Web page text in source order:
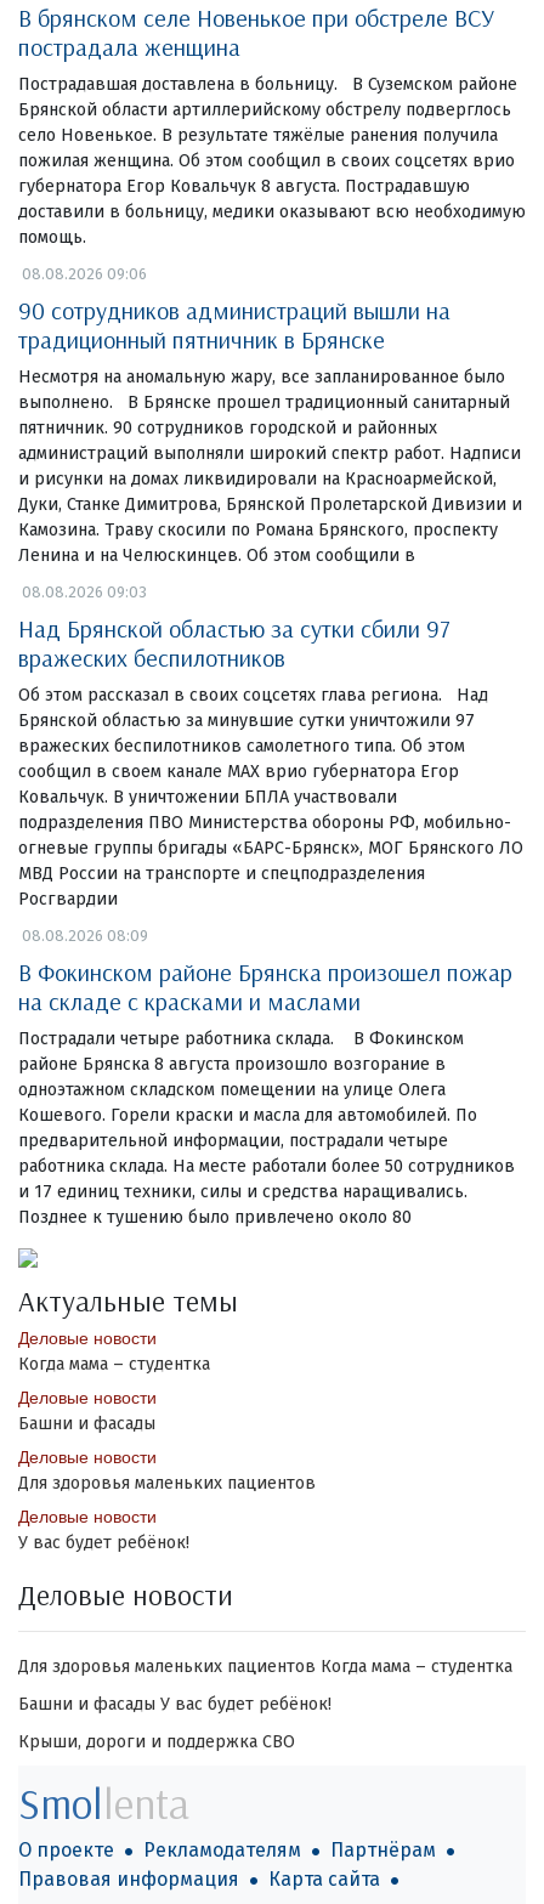
В брянском селе Новенькое при обстреле ВСУ
пострадала женщина
Пострадавшая доставлена в больницу. В Суземском районе
Брянской области артиллерийскому обстрелу подверглось
село Новенькое. В результате тяжёлые ранения получила
пожилая женщина. Об этом сообщил в своих соцсетях врио
губернатора Егор Ковальчук 8 августа. Пострадавшую
доставили в больницу, медики оказывают всю необходимую
помощь.
08.08.2026 09:06
90 сотрудников администраций вышли на
традиционный пятничник в Брянске
Несмотря на аномальную жару, все запланированное было
выполнено. В Брянске прошел традиционный санитарный
пятничник. 90 сотрудников городской и районных
администраций выполняли широкий спектр работ. Надписи
и рисунки на домах ликвидировали на Красноармейской,
Дуки, Станке Димитрова, Брянской Пролетарской Дивизии и
Камозина. Траву скосили по Романа Брянского, проспекту
Ленина и на Челюскинцев. Об этом сообщили в
08.08.2026 09:03
Над Брянской областью за сутки сбили 97
вражеских беспилотников
Об этом рассказал в своих соцсетях глава региона. Над
Брянской областью за минувшие сутки уничтожили 97
вражеских беспилотников самолетного типа. Об этом
сообщил в своем канале МАХ врио губернатора Егор
Ковальчук. В уничтожении БПЛА участвовали
подразделения ПВО Министерства обороны РФ, мобильно-
огневые группы бригады «БАРС-Брянск», МОГ Брянского ЛО
МВД России на транспорте и спецподразделения
Росгвардии
08.08.2026 08:09
В Фокинском районе Брянска произошел пожар
на складе с красками и маслами
Пострадали четыре работника склада. В Фокинском
районе Брянска 8 августа произошло возгорание в
одноэтажном складском помещении на улице Олега
Кошевого. Горели краски и масла для автомобилей. По
предварительной информации, пострадали четыре
работника склада. На месте работали более 50 сотрудников
и 17 единиц техники, силы и средства наращивались.
Позднее к тушению было привлечено около 80
Актуальные темы
Деловые новости
Когда мама – студентка
Деловые новости
Башни и фасады
Деловые новости
Для здоровья маленьких пациентов
Деловые новости
У вас будет ребёнок!
Деловые новости
Для здоровья маленьких пациентов Когда мама – студентка
Башни и фасады У вас будет ребёнок!
Крыши, дороги и поддержка СВО
Smollenta
О проекте Рекламодателям
Партнёрам
Правовая информация
Карта сайта